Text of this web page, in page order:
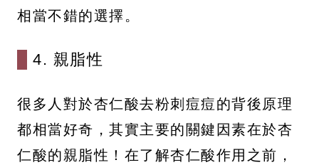
相當不錯的選擇。
4. 親脂性
很多人對於杏仁酸去粉刺痘痘的背後原理
都相當好奇，其實主要的關鍵因素在於杏
仁酸的親脂性！在了解杏仁酸作用之前，